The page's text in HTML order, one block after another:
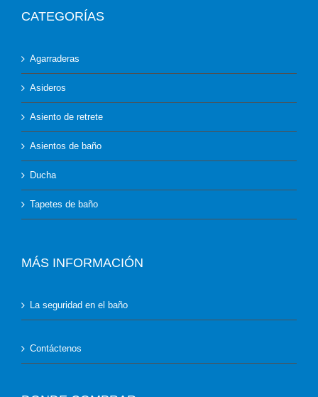
CATEGORÍAS
Agarraderas
Asideros
Asiento de retrete
Asientos de baño
Ducha
Tapetes de baño
MÁS INFORMACIÓN
La seguridad en el baño
Contáctenos